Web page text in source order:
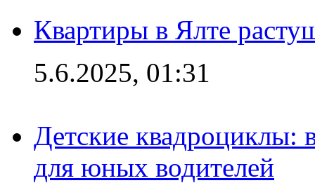
Квартиры в Ялте
5.6.2025, 01:31
Детские квадроциклы:
для юных водителей